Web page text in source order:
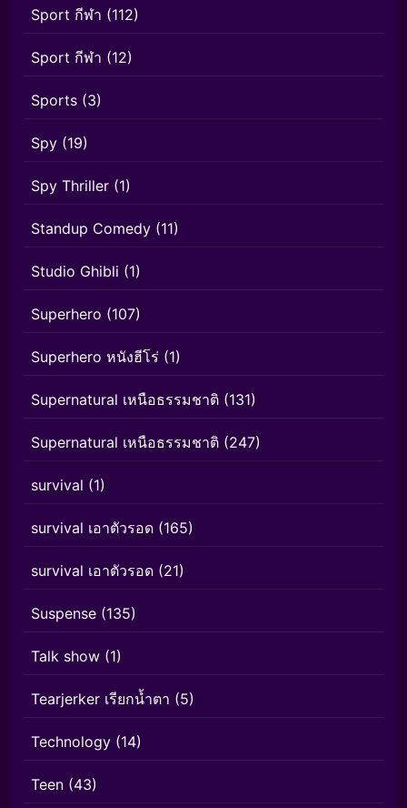
Sport กีฬา (112)
Sport กีฬา (12)
Sports (3)
Spy (19)
Spy Thriller (1)
Standup Comedy (11)
Studio Ghibli (1)
Superhero (107)
Superhero หนังฮีโร่ (1)
Supernatural เหนือธรรมชาติ (131)
Supernatural เหนือธรรมชาติ (247)
survival (1)
survival เอาตัวรอด (165)
survival เอาตัวรอด (21)
Suspense (135)
Talk show (1)
Tearjerker เรียกน้ำตา (5)
Technology (14)
Teen (43)